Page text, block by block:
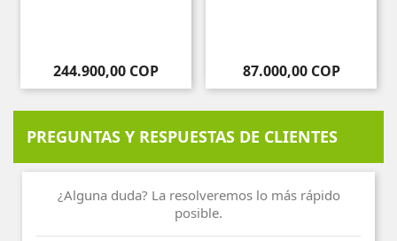
Precio
244.900,00 COP Precio
87.000,00 COP
PREGUNTAS Y RESPUESTAS DE CLIENTES
¿Alguna duda? La resolveremos lo más rápido
posible.